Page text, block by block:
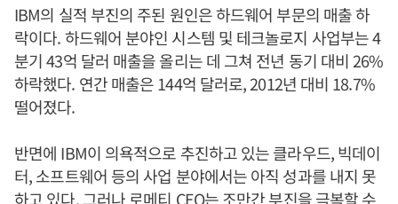
IBM의 실적 부진의 주된 원인은 하드웨어 부문의 매출 하
락이다. 하드웨어 분야인 시스템 및 테크놀로지 사업부는 4
분기 43억 달러 매출을 올리는 데 그쳐 전년 동기 대비 26%
하락했다. 연간 매출은 144억 달러로, 2012년 대비 18.7%
떨어졌다.
반면에 IBM이 의욕적으로 추진하고 있는 클라우드, 빅데이
터, 소프트웨어 등의 사업 분야에서는 아직 성과를 내지 못
하고 있다. 그러나 로메티 CEO는 조만간 부진을 극복할 수